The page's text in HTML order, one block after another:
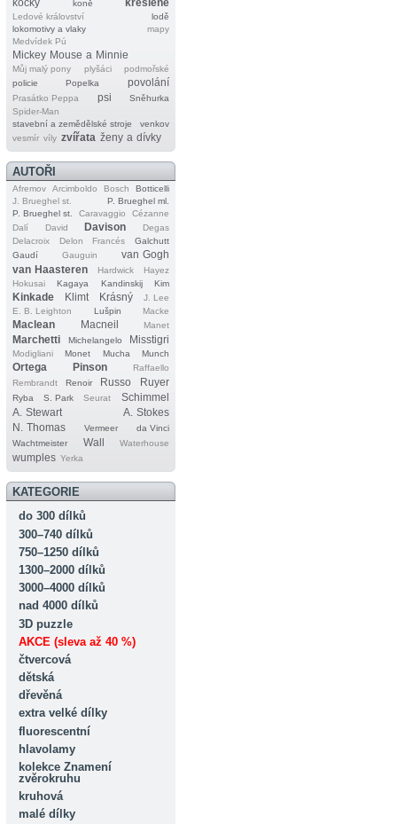
kočky
koně kreslené
Ledové království
lodě
lokomotivy a vlaky
mapy
Medvídek Pú
Mickey Mouse a Minnie
Můj malý pony plyšáci
podmořské
policie
Popelka povolání
Prasátko Peppa psi
Sněhurka
Spider‐Man
stavební a zemědělské stroje
venkov
vesmír víly zvířata ženy a dívky
AUTOŘI
Afremov Arcimboldo Bosch
Botticelli
J. Brueghel st.
P. Brueghel ml.
P. Brueghel st.
Caravaggio
Cézanne
Dalí
David Davison
Degas
Delacroix
Delon Francés
Galchutt
Gaudí
Gauguin
van Gogh
van Haasteren
Hardwick
Hayez
Hokusai
Kagaya Kandinskij Kim
Kinkade Klimt Krásný
J. Lee
E. B. Leighton
Lušpin Macke
Maclean Macneil Manet
Marchetti Michelangelo Misstigri
Modigliani Monet Mucha Munch
Ortega Pinson
Raffaello
Rembrandt
Renoir Russo Ruyer
Ryba S. Park Seurat
Schimmel
A. Stewart
A. Stokes
N. Thomas
Vermeer
da Vinci
Wachtmeister
Wall Waterhouse
wumples Yerka
KATEGORIE
do 300 dílků
300–740 dílků
750–1250 dílků
1300–2000 dílků
3000–4000 dílků
nad 4000 dílků
3D puzzle
AKCE (sleva až 40 %)
čtvercová
dětská
dřevěná
extra velké dílky
fluorescentní
hlavolamy
kolekce Znamení
zvěrokruhu
kruhová
malé dílky